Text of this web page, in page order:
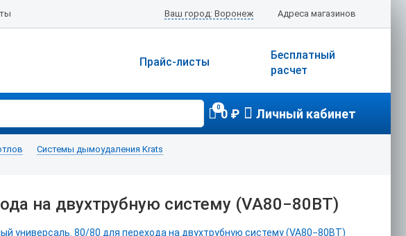
Адреса магазинов
Ваш город: Воронеж
Бесплатный
расчет
Прайс-листы
00 ₽ Личный кабинет
Системы дымоудаления Krats
на двухтрубную систему (VA80−80BТ)